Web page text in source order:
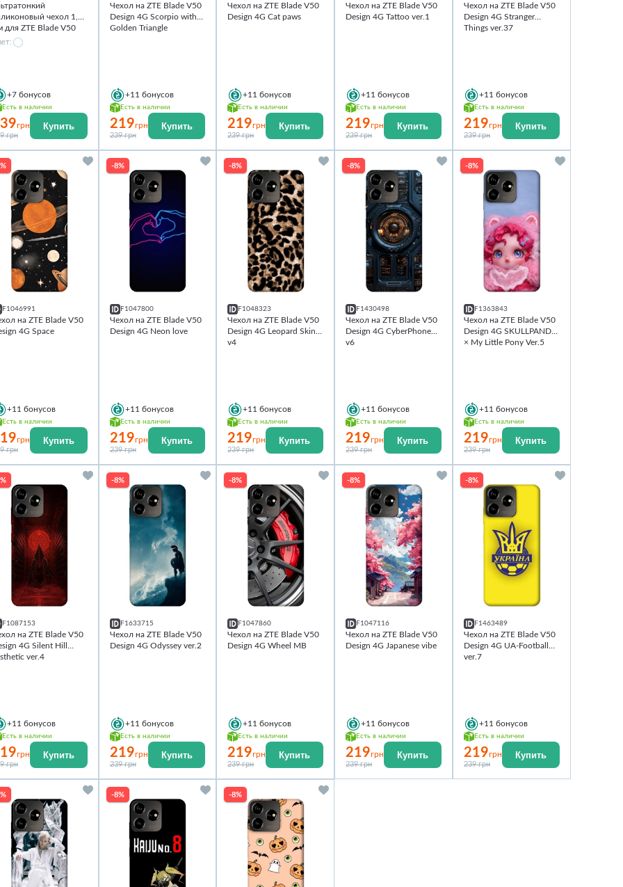
чехол 1,5
для ZTE Blade V50
4G
+7 бонусов
Есть в наличии
грн
грн
Купить
Чехол на ZTE Blade V50
Design 4G Scorpio with
Golden Triangle
+11 бонусов
Есть в наличии
219грн
239 грн
Купить
Чехол на ZTE Blade V50
Design 4G Сat paws
+11 бонусов
Есть в наличии
219грн
239 грн
Купить
Чехол на ZTE Blade V50
Design 4G Tattoo ver.1
+11 бонусов
Есть в наличии
219грн
239 грн
Купить
Чехол на ZTE Blade V50
Design 4G Stranger
Things ver.37
+11 бонусов
Есть в наличии
219грн
239 грн
Купить
F1046991
на ZTE Blade V50
4G Space
+11 бонусов
Есть в наличии
грн
грн
Купить
-8%
F1047800
Чехол на ZTE Blade V50
Design 4G Neon love
+11 бонусов
Есть в наличии
219грн
239 грн
Купить
-8%
F1048323
Чехол на ZTE Blade V50
Design 4G Leopard Skin
v4
+11 бонусов
Есть в наличии
219грн
239 грн
Купить
-8%
F1430498
Чехол на ZTE Blade V50
Design 4G CyberPhone
v6
+11 бонусов
Есть в наличии
219грн
239 грн
Купить
-8%
F1363843
Чехол на ZTE Blade V50
Design 4G SKULLPANDA
× My Little Pony Ver.5
+11 бонусов
Есть в наличии
219грн
239 грн
Купить
F1087153
на ZTE Blade V50
4G Silent Hill
ver.4
+11 бонусов
Есть в наличии
грн
грн
Купить
-8%
F1633715
Чехол на ZTE Blade V50
Design 4G Odyssey ver.2
+11 бонусов
Есть в наличии
219грн
239 грн
Купить
-8%
F1047860
Чехол на ZTE Blade V50
Design 4G Wheel MB
+11 бонусов
Есть в наличии
219грн
239 грн
Купить
-8%
F1047116
Чехол на ZTE Blade V50
Design 4G Japanese vibe
+11 бонусов
Есть в наличии
219грн
239 грн
Купить
-8%
F1463489
Чехол на ZTE Blade V50
Design 4G UA-Football
ver.7
+11 бонусов
Есть в наличии
219грн
239 грн
Купить
-8% -8%